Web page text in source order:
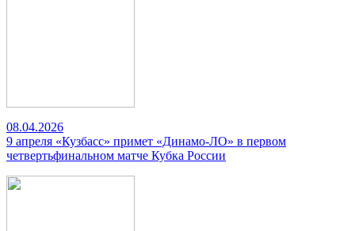
08.04.2026
9 апреля «Кузбасс» примет «Динамо-ЛО» в первом
четвертьфинальном матче Кубка России